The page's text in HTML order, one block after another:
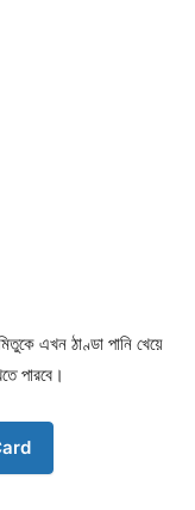
এখন ঠাণ্ডা পানি খেয়ে
পারবে।